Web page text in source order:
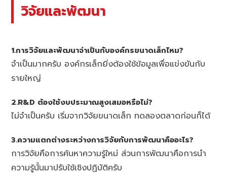
วิจัยและพัฒนา
1.การวิจัยและพัฒนาจำเป็นกับองค์กรขนาดเล็กไหม?
จำเป็นมากครับ องค์กรเล็กยิ่งต้องใช้ข้อมูลเพื่อแข่งขันกับ
รายใหญ่
2.R&D ต้องใช้งบประมาณสูงเสมอหรือไม่?
ไม่จำเป็นครับ เริ่มจากวิจัยขนาดเล็ก ทดลองตลาดก่อนก็ได้
3.ความแตกต่างระหว่างการวิจัยกับการพัฒนาคืออะไร?
การวิจัยคือการค้นหาความรู้ใหม่ ส่วนการพัฒนาคือการนำ
ความรู้นั้นมาปรับใช้เชิงปฏิบัติครับ